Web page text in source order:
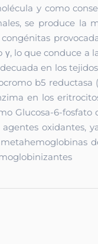
y como
se produce la
lo que conduce
en los
b5 reductasa
en los
Glucosa-6-
oxidantes,